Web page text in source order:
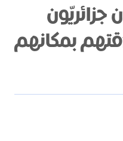
جزائريّون
بمكانهم